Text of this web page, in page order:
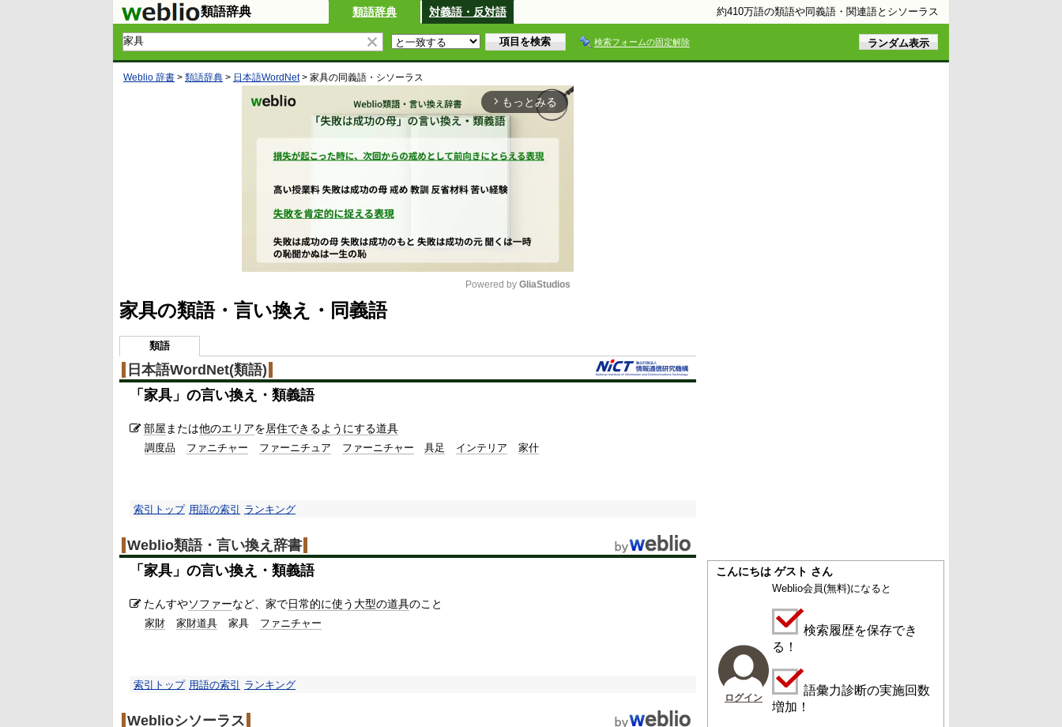
類語辞典 類語辞典 対義語・反対語 約410万語の類語や同義語・関連語とシソーラス
検索フォームの固定解除
Weblio 辞書 > 類語辞典 > 日本語WordNet> 家具の同義語・シソーラス
arrow_forward_ios もっとみる
Powered by GliaStudios
家具の類語・言い換え・同義語
類語
日本語WordNet(類語)
「 家具 」の言い換え・類義語
部屋または他のエリアを居住できるようにする道具
調度品 ファニチャー ファーニチュア ファーニチャー 具足 インテリア 家什
索引トップ 用語の索引 ランキング
Weblio類語・言い換え辞書
「 家具 」の言い換え・類義語
たんすやソファーなど、家で日常的に使う 大型の道具のこと
家財 家財道具 家具 ファニチャー
索引トップ 用語の索引 ランキング
Weblioシソーラス
こんにちは ゲスト さん
ログイン
Weblio会員(無料)になると
検索履歴を保存でき
る！
語彙力診断の実施回数
増加！